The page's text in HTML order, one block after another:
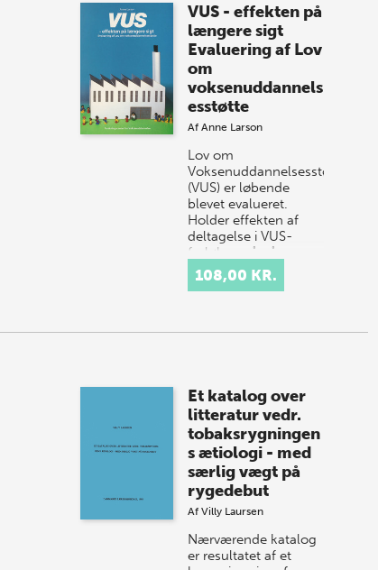
VUS - effekten på
længere sigt
Evaluering af Lov
om
voksenuddannels
esstøtte
AfAnne Larson
Lov om
Voksenuddannelsesstøtte
(VUS) er løbende
blevet evalueret.
Holder effekten af
deltagelse i VUS-
forløb også på
længere sigt? I denne
rapport red…
108,00 KR.
Et katalog over
litteratur vedr.
tobaksrygningen
s ætiologi - med
særlig vægt på
rygedebut
AfVilly Laursen
Nærværende katalog
er resultatet af et